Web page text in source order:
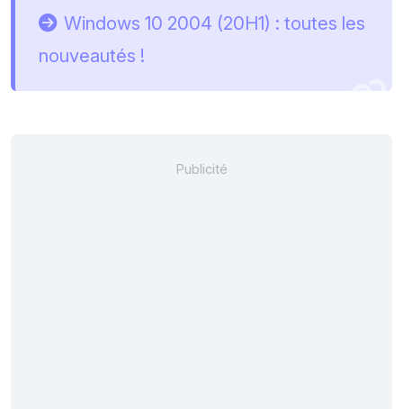
Windows 10 2004 (20H1) : toutes les
nouveautés !